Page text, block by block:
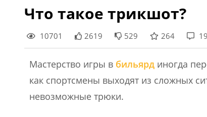
Что такое трикшот?
10701 2619 529 264
Мастерство игры в бильярдиногда
как спортсмены выходят из сложных
невозможные трюки.